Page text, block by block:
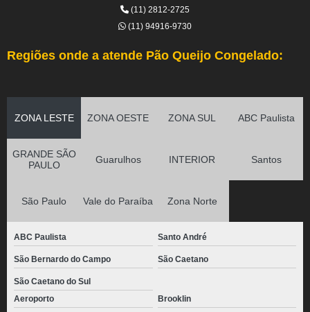
(11) 2812-2725
(11) 94916-9730
Regiões onde a atende Pão Queijo Congelado:
ZONA LESTE ZONA OESTE ZONA SUL ABC Paulista
GRANDE SÃO
PAULO
Guarulhos INTERIOR Santos
São Paulo Vale do Paraíba Zona Norte
ABC Paulista Santo André
São Bernardo do Campo São Caetano
São Caetano do Sul
Aeroporto
Brooklin